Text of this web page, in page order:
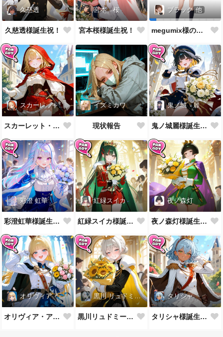
久慈透
久慈透様誕生祝！
宮本 桜
宮本桜様誕生祝！
ブラック 他
megumix様の英国風制服をお借りしてきた
スカーレット・レイベル
スカーレット・レイベル様誕生祝！
イズミカワ
現状報告
鬼ノ城 麗
鬼ノ城麗様誕生祝！
彩澄 虹華
彩澄虹華様誕生祝！
紅緑スイカ
紅緑スイカ様誕生祝！
夜ノ森灯
夜ノ森灯様誕生祝！
オリヴィア・アストリー
オリヴィア・アストリー様誕生祝！
黒川 リュドミーラ
黒川リュドミーラ様誕生祝！
タリシャ
タリシャ様誕生祝！